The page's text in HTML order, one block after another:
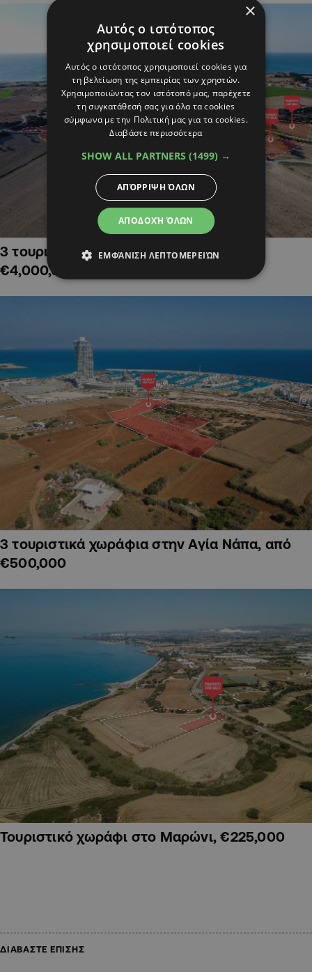
3 τουριστικά χωράφια στην Αλαμινό,
€4,000,000
3 τουριστικά χωράφια στην Αγία Νάπα, από
€500,000
Τουριστικό χωράφι στο Μαρώνι, €225,000
ΔΙΑΒΑΣΤΕ ΕΠΙΣΗΣ
×
Αυτός ο ιστότοπος
χρησιμοποιεί cookies
Αυτός ο ιστότοπος χρησιμοποιεί cookies για
τη βελτίωση της εμπειρίας των χρηστών.
Χρησιμοποιώντας τον ιστότοπό μας, παρέχετε
τη συγκατάθεσή σας για όλα τα cookies
σύμφωνα με την Πολιτική μας για τα cookies.
Διαβάστε περισσότερα
SHOW ALL PARTNERS (1499) →
ΑΠΟΔΟΧΉ ΌΛΩΝ
ΑΠΌΡΡΙΨΗ ΌΛΩΝ
ΕΜΦΆΝΙΣΗ ΛΕΠΤΟΜΕΡΕΙΏΝ